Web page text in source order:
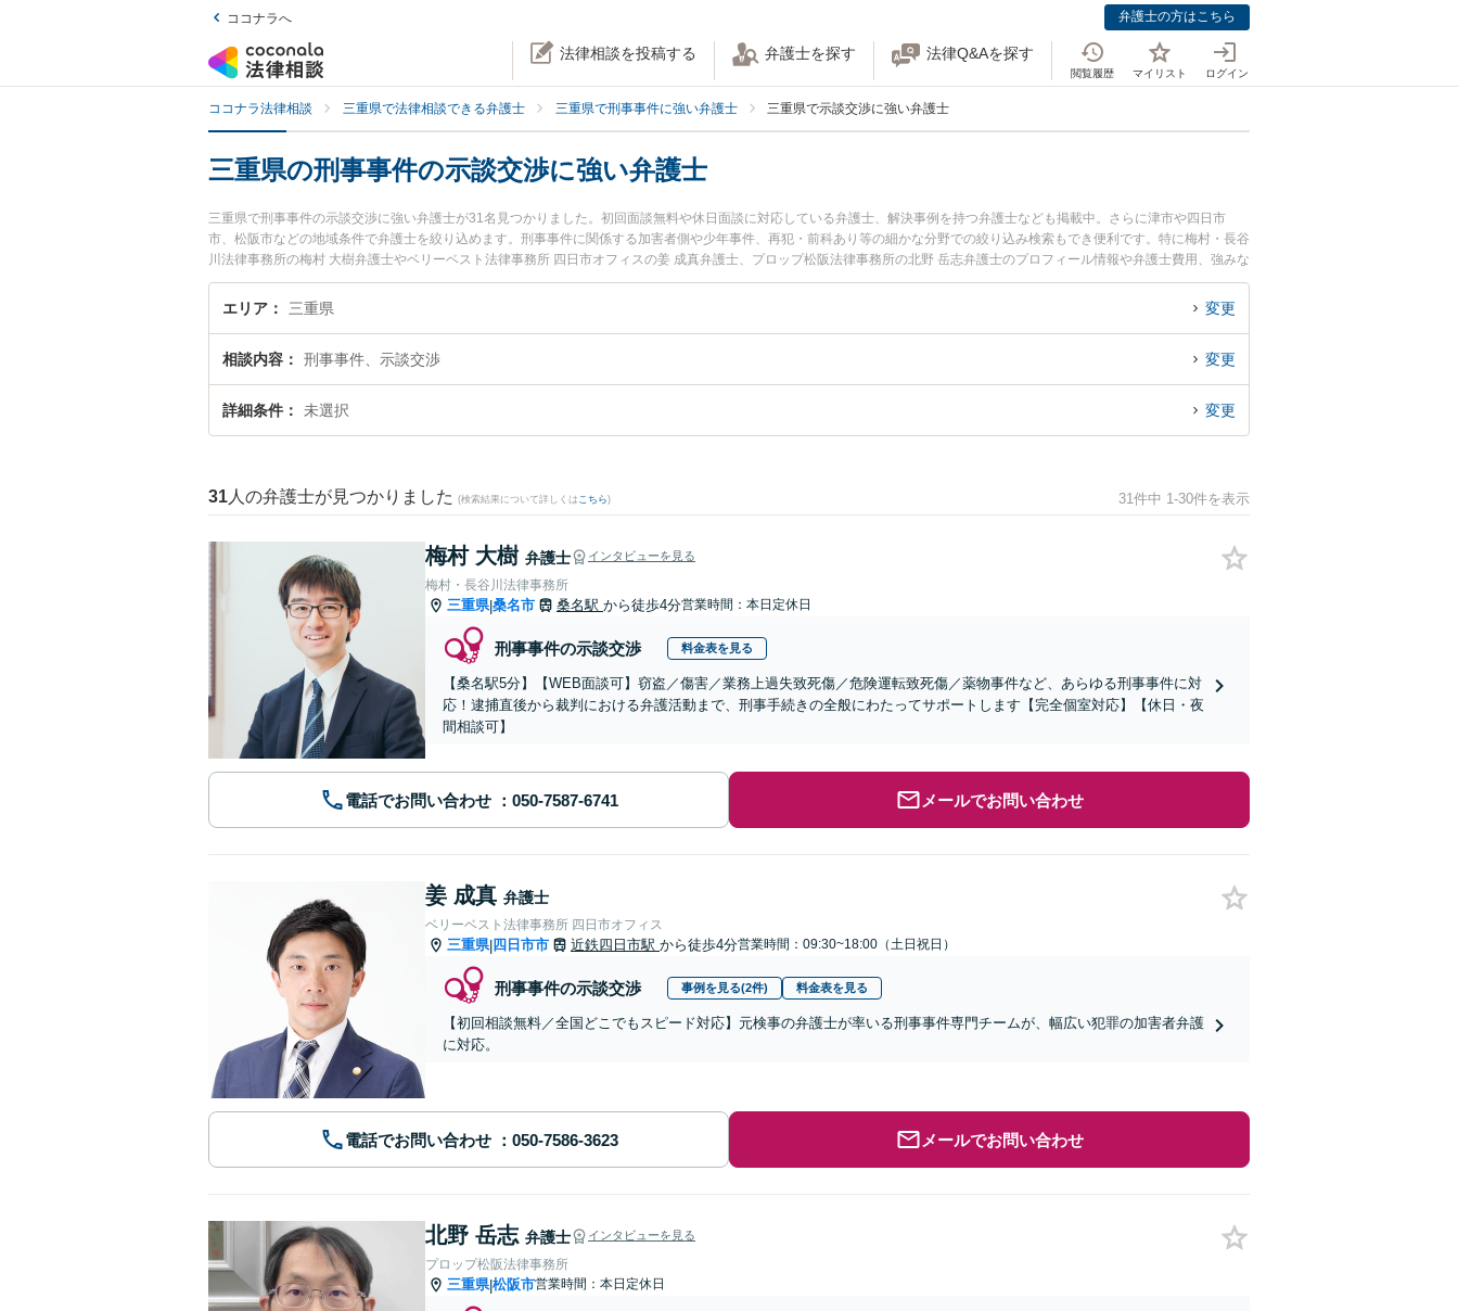
ココナラへ 弁護士の方はこちら
法律相談を投稿する 弁護士を探す 法律Q&Aを探す
閲覧履歴 マイリスト ログイン
ココナラ法律相談 三重県で法律相談できる弁護士 三重県で刑事事件に強い弁護士 三重県で示談交渉に強い弁護士
三重県の刑事事件の示談交渉に強い弁護士
三重県で刑事事件の示談交渉に強い弁護士が31名見つかりました。初回面談無料や休日面談に対応している弁護士、解決事例を持つ弁護士なども掲載中。さらに津市や四日市
市、松阪市などの地域条件で弁護士を絞り込めます。刑事事件に関係する加害者側や少年事件、再犯・前科あり等の細かな分野での絞り込み検索もでき便利です。特に梅村・長谷
川法律事務所の梅村 大樹弁護士やベリーベスト法律事務所 四日市オフィスの姜 成真弁護士、プロップ松阪法律事務所の北野 岳志弁護士のプロフィール情報や弁護士費用、強みな
どが注目されています。『三重県で土日や夜間に発生した刑事事件の示談交渉のトラブルを今すぐに弁護士に相談したい』『刑事事件の示談交渉のトラブル解決の実績豊富な近く
の弁護士を検索したい』『初回相談無料で刑事事件の示談交渉を法律相談できる三重県内の弁護士に相談予約したい』などでお困りの相談者さんにおすすめです。
エリア 三重県 変更
相談内容 刑事事件、示談交渉 変更
詳細条件 未選択 変更
31 人の弁護士が見つかりました (検索結果について詳しくは こちら) 31件中 1-30件を表示
梅村 大樹 弁護士 インタビューを見る
梅村・長谷川法律事務所
三重県|桑名市 桑名駅 から徒歩4分営業時間：本日定休日
刑事事件の示談交渉 料金表を見る
【桑名駅5分】【WEB面談可】窃盗／傷害／業務上過失致死傷／危険運転致死傷／薬物事件など、あらゆる刑事事件に対
応！逮捕直後から裁判における弁護活動まで、刑事手続きの全般にわたってサポートします【完全個室対応】【休日・夜
間相談可】
電話でお問い合わせ メールでお問い合わせ
姜 成真 弁護士
ベリーベスト法律事務所 四日市オフィス
三重県| 四日市市 近鉄四日市駅 から徒歩4分営業時間：09:30~18:00（土日祝日）
刑事事件の示談交渉 事例を見る(2件) 料金表を見る
【初回相談無料／全国どこでもスピード対応】元検事の弁護士が率いる刑事事件専門チームが、幅広い犯罪の加害者弁護
に対応。
電話でお問い合わせ メールでお問い合わせ
北野 岳志 弁護士 インタビューを見る
プロップ松阪法律事務所
三重県|松阪市営業時間：本日定休日